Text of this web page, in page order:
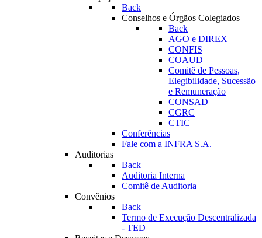
Back
Conselhos e Órgãos Colegiados
Back
AGO e DIREX
CONFIS
COAUD
Comitê de Pessoas,
Elegibilidade, Sucessão
e Remuneração
CONSAD
CGRC
CTIC
Conferências
Fale com a INFRA S.A.
Auditorias
Back
Auditoria Interna
Comitê de Auditoria
Convênios
Back
Termo de Execução Descentralizada
- TED